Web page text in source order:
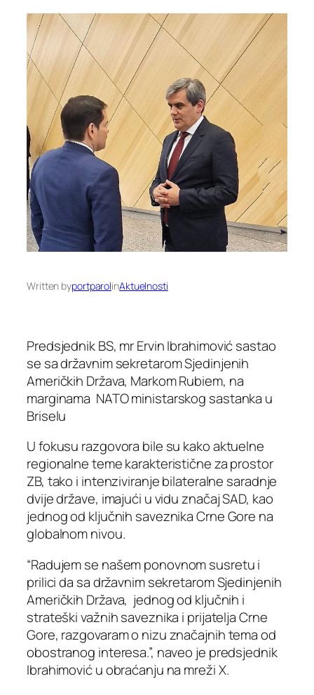
Written byportparolinAktuelnosti
Predsjednik BS, mr Ervin Ibrahimović sastao
se sa državnim sekretarom Sjedinjenih
Američkih Država, Markom Rubiem, na
marginama NATO ministarskog sastanka u
Briselu
U fokusu razgovora bile su kako aktuelne
regionalne teme karakteristične za prostor
ZB, tako i intenziviranje bilateralne saradnje
dvije države, imajući u vidu značaj SAD, kao
jednog od ključnih saveznika Crne Gore na
globalnom nivou.
“Radujem se našem ponovnom susretu i
prilici da sa državnim sekretarom Sjedinjenih
Američkih Država, jednog od ključnih i
strateški važnih saveznika i prijatelja Crne
Gore, razgovaram o nizu značajnih tema od
obostranog interesa.”, naveo je predsjednik
Ibrahimović u obraćanju na mreži X.